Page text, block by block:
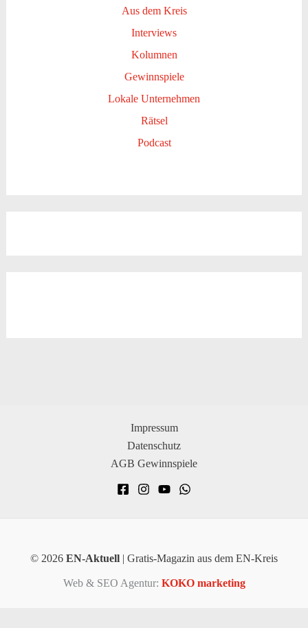
Aus dem Kreis
Interviews
Kolumnen
Gewinnspiele
Lokale Unternehmen
Rätsel
Podcast
Impressum
Datenschutz
AGB Gewinnspiele
© 2026 EN-Aktuell | Gratis-Magazin aus dem EN-Kreis
Web & SEO Agentur: KOKO marketing